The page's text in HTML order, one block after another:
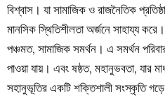
বিশ্বাস। যা সামাজিক ও রাজনৈতিক
মানসিক স্থিতিশীলতা অর্জনে সাহায্য
পঞ্চমত, সামাজিক সমর্থন। এ সমর্থন
পাওয়া যায়। এবং ষষ্ঠত, মহানুভবতা, যার
সহানুভূতির একটি শক্তিশালী সংস্কৃতি